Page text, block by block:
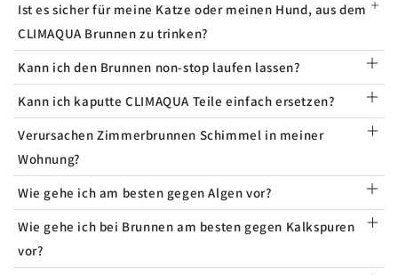
Ist es sicher für meine Katze oder meinen Hund, aus dem
CLIMAQUA Brunnen zu trinken?
Kann ich den Brunnen non-stop laufen lassen?
Kann ich kaputte CLIMAQUA Teile einfach ersetzen?
Verursachen Zimmerbrunnen Schimmel in meiner
Wohnung?
Wie gehe ich am besten gegen Algen vor?
Wie gehe ich bei Brunnen am besten gegen Kalkspuren
vor?